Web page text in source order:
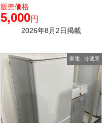
販売価格
5,000円
2026年8月2日掲載
家電 冷蔵庫